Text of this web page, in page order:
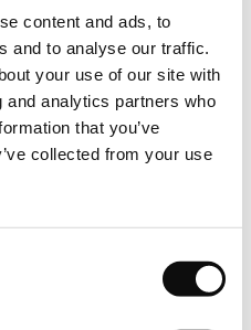
content and ads, to
and to analyse our traffic.
your use of our site with
analytics partners who
that you’ve
collected from your use
in m2(metri patrati)
solicitarii
de 4m.
in camera in care urmeaza